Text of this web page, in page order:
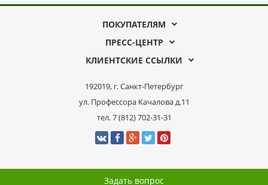
ПОКУПАТЕЛЯМ
ПРЕСС-ЦЕНТР
КЛИЕНТСКИЕ ССЫЛКИ
192019, г. Санкт-Петербург
ул. Профессора Качалова д.11
тел. 7 (812) 702-31-31
Задать вопрос